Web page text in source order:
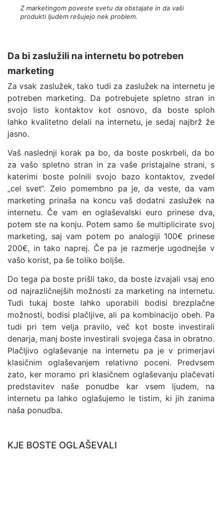
Z marketingom poveste svetu da obstajate in da vaši
produkti ljudem rešujejo nek problem.
Da bi zaslužili na internetu bo potreben
marketing
Za vsak zaslužek, tako tudi za zaslužek na internetu je
potreben marketing. Da potrebujete spletno stran in
svojo listo kontaktov kot osnovo, da boste sploh
lahko kvalitetno delali na internetu, je sedaj najbrž že
jasno.
Vaš naslednji korak pa bo, da boste poskrbeli, da bo
za vašo spletno stran in za vaše pristajalne strani, s
katerimi boste polnili svojo bazo kontaktov, zvedel
„cel svet“. Zelo pomembno pa je, da veste, da vam
marketing prinaša na koncu vaš dodatni zaslužek na
internetu. Če vam en oglaševalski euro prinese dva,
potem ste na konju. Potem samo še multiplicirate svoj
marketing, saj vam potem po analogiji 100€ prinese
200€, in tako naprej. Če pa je razmerje ugodnejše v
vašo korist, pa še toliko boljše.
Do tega pa boste prišli tako, da boste izvajali vsaj eno
od najrazličnejših možnosti za marketing na internetu.
Tudi tukaj boste lahko uporabili bodisi brezplačne
možnosti, bodisi plačljive, ali pa kombinacijo obeh. Pa
tudi pri tem velja pravilo, več kot boste investirali
denarja, manj boste investirali svojega časa in obratno.
Plačljivo oglaševanje na internetu pa je v primerjavi
klasičnim oglaševanjem relativno poceni. Predvsem
zato, ker moramo pri klasičnem oglaševanju plačevati
predstavitev naše ponudbe kar vsem ljudem, na
internetu pa lahko oglašujemo le tistim, ki jih zanima
naša ponudba.
KJE BOSTE OGLAŠEVALI